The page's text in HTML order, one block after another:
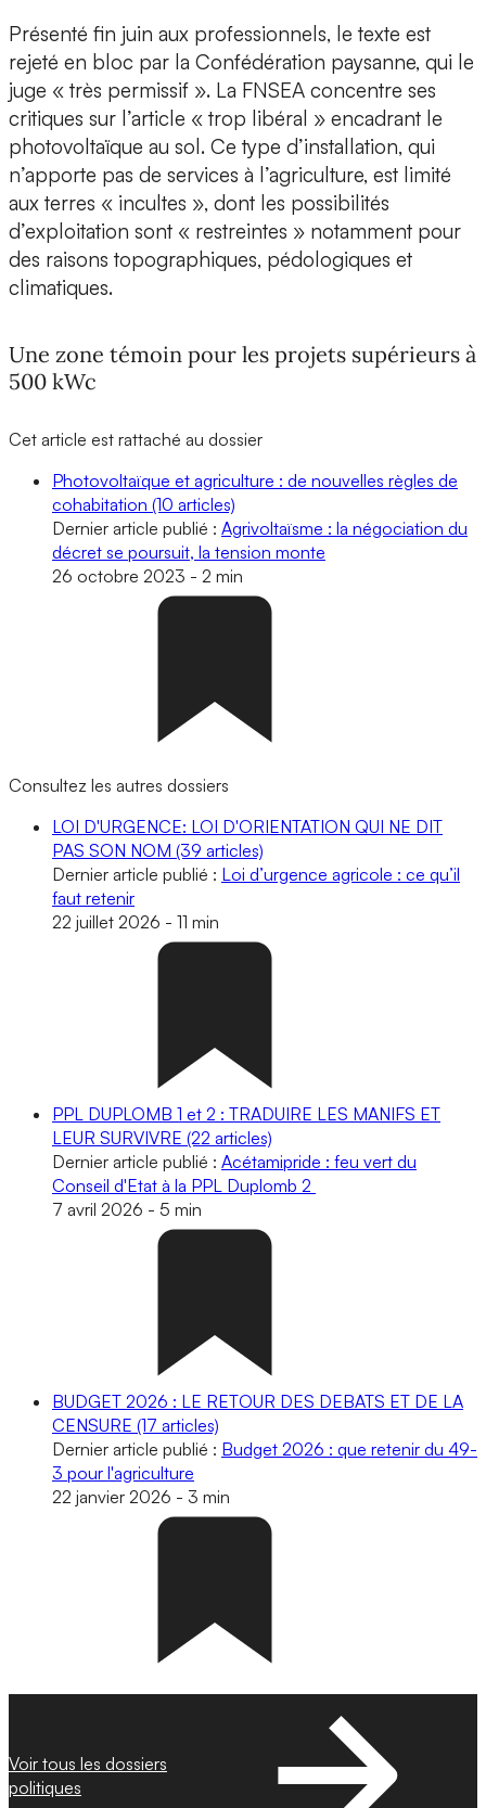
Présenté fin juin aux professionnels, le texte est
rejeté en bloc par la Confédération paysanne, qui le
juge « très permissif ». La FNSEA concentre ses
critiques sur l’article « trop libéral » encadrant le
photovoltaïque au sol. Ce type d’installation, qui
n’apporte pas de services à l’agriculture, est limité
aux terres « incultes », dont les possibilités
d’exploitation sont « restreintes » notamment pour
des raisons topographiques, pédologiques et
climatiques.
Une zone témoin pour les projets supérieurs à
500 kWc
Cet article est rattaché au dossier
Photovoltaïque et agriculture : de nouvelles règles de
cohabitation (10 articles)
Dernier article publié : Agrivoltaïsme : la négociation du
décret se poursuit, la tension monte
26 octobre 2023 - 2 min
Consultez les autres dossiers
LOI D'URGENCE: LOI D'ORIENTATION QUI NE DIT
PAS SON NOM (39 articles)
Dernier article publié : Loi d’urgence agricole : ce qu’il
faut retenir
22 juillet 2026 - 11 min
PPL DUPLOMB 1 et 2 : TRADUIRE LES MANIFS ET
LEUR SURVIVRE (22 articles)
Dernier article publié : Acétamipride : feu vert du
Conseil d'Etat à la PPL Duplomb 2
7 avril 2026 - 5 min
BUDGET 2026 : LE RETOUR DES DEBATS ET DE LA
CENSURE (17 articles)
Dernier article publié : Budget 2026 : que retenir du 49-
3 pour l'agriculture
22 janvier 2026 - 3 min
Voir tous les dossiers
politiques